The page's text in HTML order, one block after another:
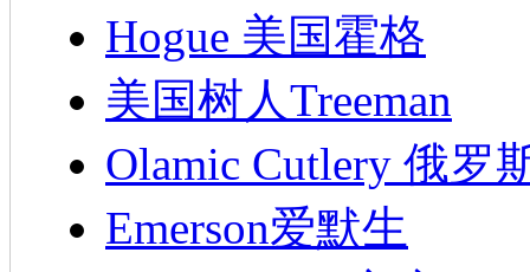
Hogue 美国霍格
美国树人Treeman
Olamic Cutlery 俄罗
Emerson爱默生